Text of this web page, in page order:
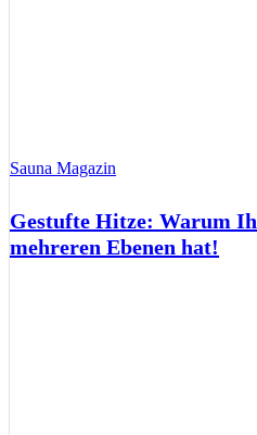
Sauna Magazin
Gestufte Hitze: Warum
mehreren Ebenen hat!